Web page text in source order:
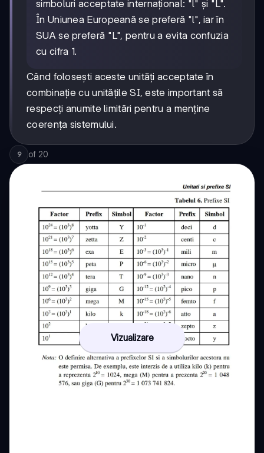
simboluri acceptate internațional: "l" și "L".
În Uniunea Europeană se preferă "l", iar în
SUA se preferă "L", pentru a evita confuzia
cu cifra 1.
Când folosești aceste unități acceptate în
combinație cu unitățile SI, este important să
respecți anumite limitări pentru a menține
coerența sistemului.
9 of 20
Vizualizare